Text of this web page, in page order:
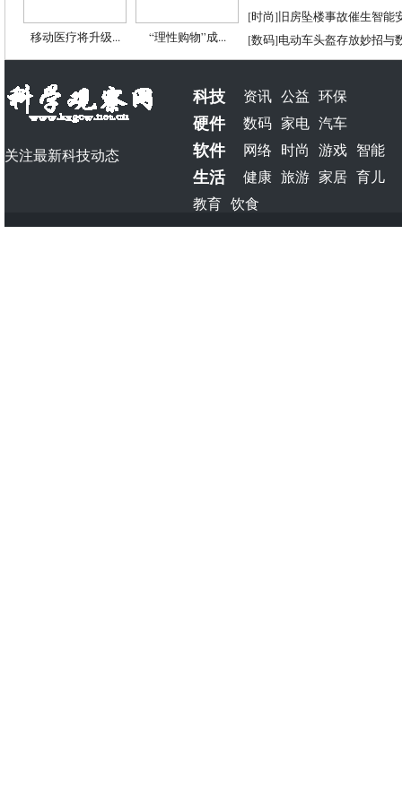
移动医疗将升级... “理性购物”成...
[时尚]旧房坠楼事故催生智能
[数码]电动车头盔存放妙招与
关注最新科技动态
科技 资讯 公益 环保
硬件 数码 家电 汽车
软件 网络 时尚 游戏 智能
生活 健康 旅游 家居 育儿
教育 饮食